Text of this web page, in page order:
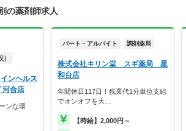
の薬剤師求人
ンヘルス
合店
ンな環
パート・アルバイト 調剤薬局
株式会社キリン堂 スギ薬局 星
和台店
年間休日117日！残業代1分単位支給
でオンオフを大…
【時給】2,000円～